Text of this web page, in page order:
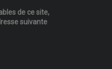
de ce site,
suivante